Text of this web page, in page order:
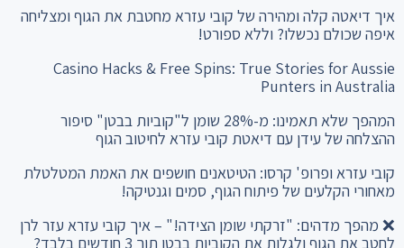
Casino Hacks & Free Spins: True Stories for Aussie
קובי עזרא ופרופ' קרסו: הטיטאנים חושפים את האמת המטלטלת
❌ מהפך מדהים: "זרקתי שומן הצידה!" – איך קובי עזרא עזר לרן
(כולל הדיאטה המדויקת לירידה במשקל וחיטוב)